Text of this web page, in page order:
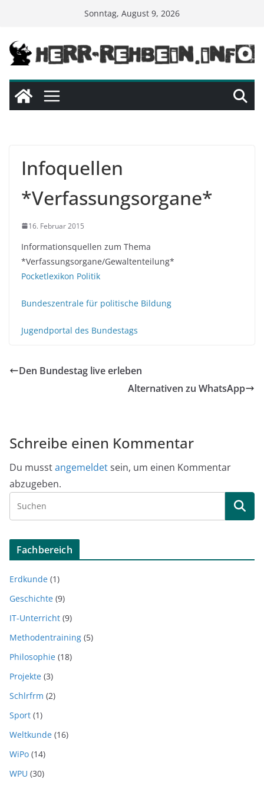
content
Sonntag, August 9, 2026
Infoquellen
*Verfassungsorgane*
16. Februar 2015
Informationsquellen zum Thema
*Verfassungsorgane/Gewaltenteilung*
Pocketlexikon Politik
Bundeszentrale für politische Bildung
Jugendportal des Bundestags
Den Bundestag live erleben
Alternativen zu WhatsApp
Schreibe einen Kommentar
Du musstangemeldetsein, um einen Kommentar
abzugeben.
Fachbereich
Erdkunde (1)
Geschichte (9)
IT-Unterricht (9)
Methodentraining (5)
Philosophie (18)
Projekte (3)
Schlrfrm (2)
Sport (1)
Weltkunde (16)
WiPo (14)
WPU (30)